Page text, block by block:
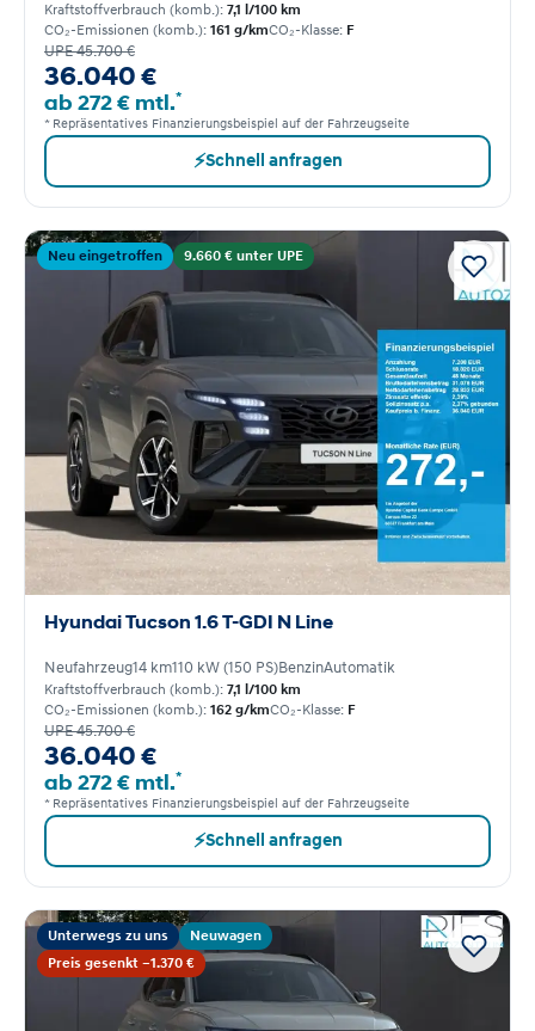
Kraftstoffverbrauch (komb.): 7,1 l/100 km
CO₂-Emissionen (komb.): 161 g/kmCO₂-Klasse: F
UPE 45.700 €
36.040 €
ab 272 € mtl.*
* Repräsentatives Finanzierungsbeispiel auf der Fahrzeugseite
⚡Schnell anfragen
Neu eingetroffen 9.660 € unter UPE
Hyundai Tucson 1.6 T-GDI N Line
Neufahrzeug14 km110 kW (150 PS)BenzinAutomatik
Kraftstoffverbrauch (komb.): 7,1 l/100 km
CO₂-Emissionen (komb.): 162 g/kmCO₂-Klasse: F
UPE 45.700 €
36.040 €
ab 272 € mtl.*
* Repräsentatives Finanzierungsbeispiel auf der Fahrzeugseite
⚡Schnell anfragen
Unterwegs zu uns
Neuwagen
Preis gesenkt −1.370 €